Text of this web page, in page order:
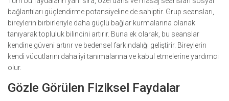
bağlantıları güçlendirme potansiyeline de sahiptir. Grup seansları,
bireylerin birbirleriyle daha güçlü bağlar kurmalarına olanak
tanıyarak topluluk bilincini artırır. Buna ek olarak, bu seanslar
kendine güveni artırır ve bedensel farkındalığı geliştirir. Bireylerin
kendi vücutlarını daha iyi tanımalarına ve kabul etmelerine yardımcı
olur.
Gözle Görülen Fiziksel Faydalar